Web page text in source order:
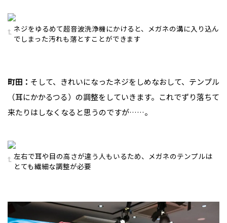
ネジをゆるめて超音波洗浄機にかけると、メガネの溝に入り込ん
でしまった汚れも落とすことができます
町田： そして、きれいになったネジをしめなおして、テンプル
（耳にかかるつる）の調整をしていきます。これでずり落ちて
来たりはしなくなると思うのですが……。
左右で耳や目の高さが違う人もいるため、メガネのテンプルは
とても繊細な調整が必要